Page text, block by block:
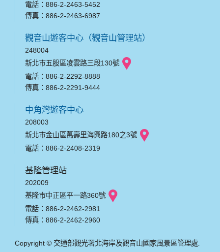
電話：886-2-2463-5452
傳真：886-2-2463-6987
觀音山遊客中心（觀音山管理站）
248004
新北市五股區凌雲路三段130號
電話：886-2-2292-8888
傳真：886-2-2291-9444
中角灣遊客中心
208003
新北市金山區萬壽里海興路180之3號
電話：886-2-2408-2319
基隆管理站
202009
基隆市中正區平一路360號
電話：886-2-2462-2981
傳真：886-2-2462-2960
Copyright © 交通部觀光署北海岸及觀音山國家風景區管理處.